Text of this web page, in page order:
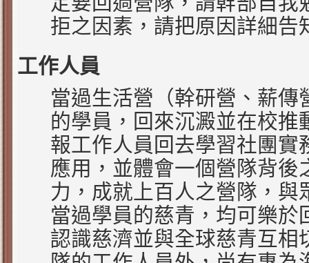
拒之因素，請把原因詳細告
工作人員
當過生活營（幹研營、薪傳
的學員，回來沉澱並在校推
報工作人員回去學習社團實
應用，並體會一個營隊背後
力，成就上百人之營隊，與
當過學員的慈青，均可樂於
認識慈濟並與全球慈青互相